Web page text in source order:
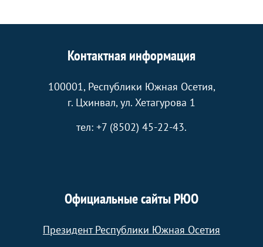
Контактная информация
100001, Республики Южная Осетия,
г. Цхинвал, ул. Хетагурова 1
тел: +7 (8502) 45-22-43.
Официальные сайты РЮО
Президент Республики Южная Осетия